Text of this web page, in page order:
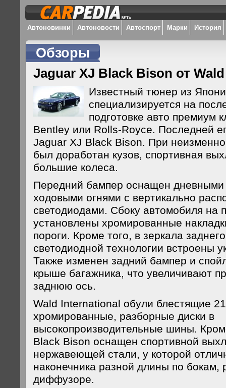
Автоновинки Автоновости Автоспорт Марки История
Обзоры
Jaguar XJ Black Bison от
Известный тюнер из
специализируется на
подготовке авто премиум
Bentley или Rolls-Royce. Последней
Jaguar XJ Black Bison. При
был доработан кузов, спортивная
большие колеса.
Передний бампер оснащен дневными
ходовыми огнями с вертикально
светодиодами. Сбоку автомобиля на
установлены хромированные
пороги. Кроме того, в зеркала
светодиодной технологии встроены
Также изменен задний бампер и
крыше багажника, что увеличивают
заднюю ось.
Wald International обули блестящие
хромированные, разборные диски в
высокопроизводительные шины.
Black Bison оснащен спортивной
нержавеющей стали, у которой
наконечника разной длины по бокам,
диффузоре.